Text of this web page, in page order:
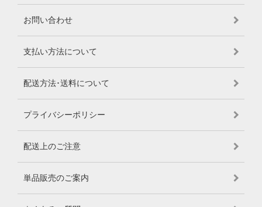
お問い合わせ
支払い方法について
配送方法･送料について
プライバシーポリシー
配送上のご注意
単品販売のご案内